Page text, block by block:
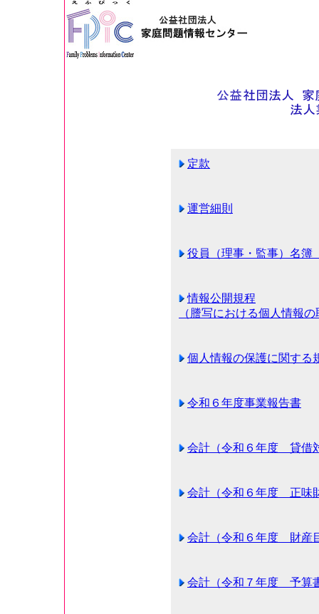
定款
運営細則
役員（理事・監事）名簿
情報公開規程
（謄写における個人情報
個人情報の保護に関する
令和６年度事業報告書
会計（令和６年度 貸借
会計（令和６年度 正味
会計（令和６年度 財産
会計（令和７年度 予算